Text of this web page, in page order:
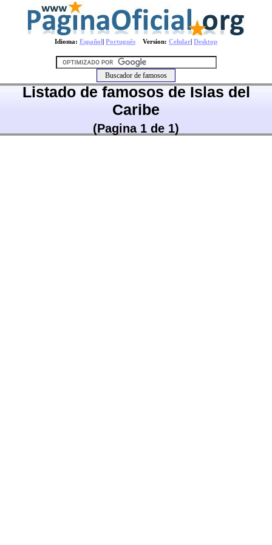
Idioma: Español| Português Version: Celular| Desktop
Listado de famosos de Islas del
Caribe
(Pagina 1 de 1)